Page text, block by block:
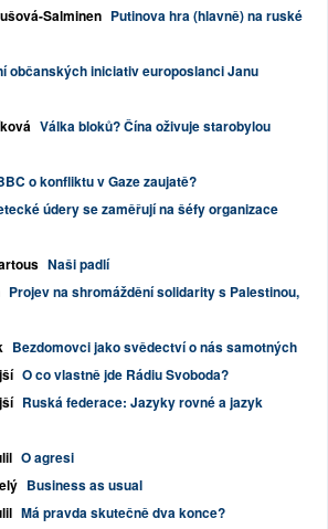
Salminen Putinova hra (hlavně) na ruské
občanských iniciativ europoslanci Janu
Válka bloků? Čína oživuje starobylou
o konfliktu v Gaze zaujatě?
údery se zaměřují na šéfy organizace
Naši padlí
Projev na shromáždění solidarity s Palestinou,
Bezdomovci jako svědectví o nás samotných
O co vlastně jde Rádiu Svoboda?
Ruská federace: Jazyky rovné a jazyk
O agresi
Business as usual
Má pravda skutečně dva konce?